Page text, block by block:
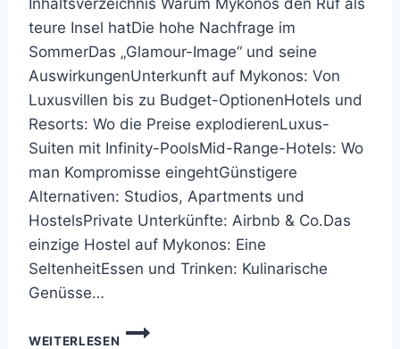
teure Insel hatDie hohe Nachfrage im
SommerDas „Glamour-Image“ und seine
AuswirkungenUnterkunft auf Mykonos: Von
Luxusvillen bis zu Budget-OptionenHotels und
Resorts: Wo die Preise explodierenLuxus-
Suiten mit Infinity-PoolsMid-Range-Hotels: Wo
man Kompromisse eingehtGünstigere
Alternativen: Studios, Apartments und
HostelsPrivate Unterkünfte: Airbnb & Co.Das
einzige Hostel auf Mykonos: Eine
SeltenheitEssen und Trinken: Kulinarische
Genüsse…
WEITERLESEN
IST